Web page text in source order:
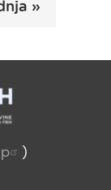
»
)